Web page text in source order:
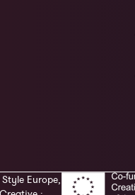
Europe,